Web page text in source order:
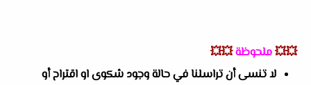
💥💥ملحوظة💥💥
لا تنسى أن تراسلنا في حالة وجود شكوى او اقتراح أو